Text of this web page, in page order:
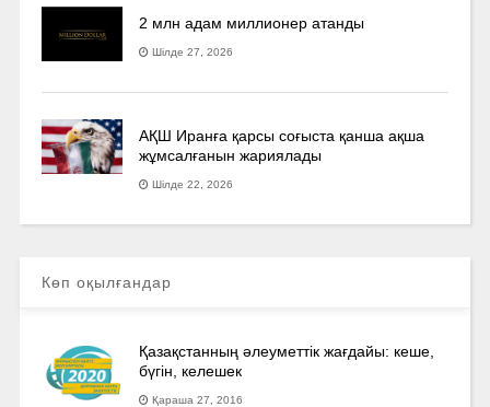
2 млн адам миллионер атанды
Шілде 27, 2026
АҚШ Иранға қарсы соғыста қанша ақша
жұмсалғанын жариялады
Шілде 22, 2026
Көп оқылғандар
Қазақстанның әлеуметтік жағдайы: кеше,
бүгін, келешек
Қараша 27, 2016